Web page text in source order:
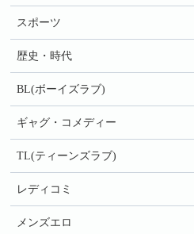
スポーツ
歴史・時代
BL(ボーイズラブ)
ギャグ・コメディー
TL(ティーンズラブ)
レディコミ
メンズエロ